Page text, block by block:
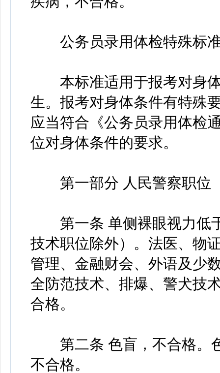
公务员录用体检特殊标
本标准适用于报考对身体
生。报考对身体条件有特殊
应当符合《公务员录用体检
位对身体条件的要求。
第一部分 人民警察职位
第一条 单侧裸眼视力低
技术职位除外）。法医、物
管理、金融财会、外语及少
全防范技术、排爆、警犬技
合格。
第二条 色盲，不合格。
不合格。